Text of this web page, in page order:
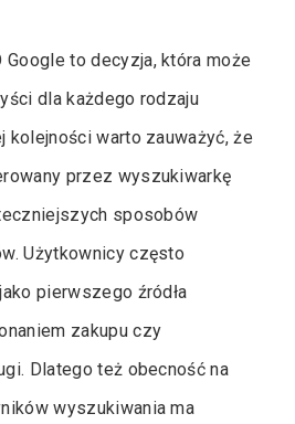
Google to decyzja, która może
dla każdego rodzaju
kolejności warto zauważyć, że
przez wyszukiwarkę
sposobów
Użytkownicy często
pierwszego źródła
zakupu czy
Dlatego też obecność na
wyszukiwania ma